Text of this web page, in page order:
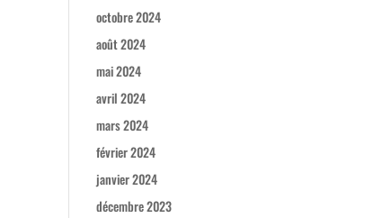
octobre 2024
août 2024
mai 2024
avril 2024
mars 2024
février 2024
janvier 2024
décembre 2023